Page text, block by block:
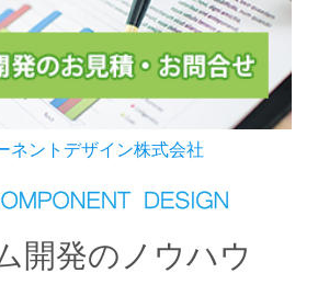
ネントデザイン株式会社
開発のノウハウ